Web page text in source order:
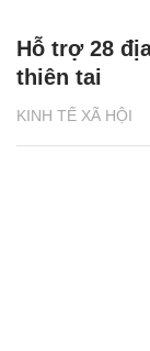
KINH TẾ XÃ HỘI
Hỗ trợ 28
thiên tai